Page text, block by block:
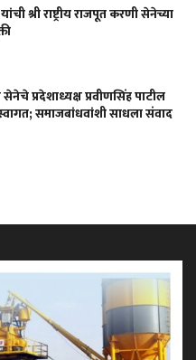
श्री राष्ट्रीय राजपूत करणी सेनेच्या
सेनेचे प्रदेशाध्यक्ष प्रवीणसिंह पाटील
समाजबांधवांशी साधला संवाद